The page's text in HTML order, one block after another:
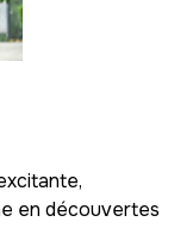
en découvertes